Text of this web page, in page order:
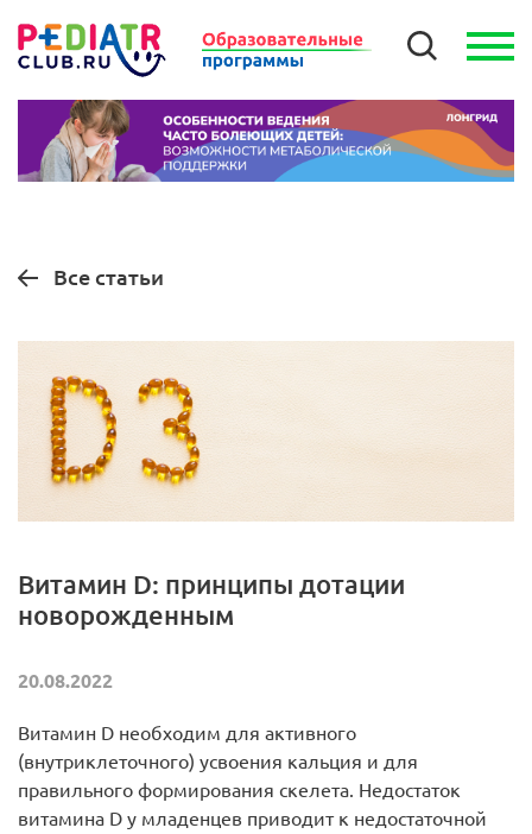
Все статьи
Витамин D: принципы дотации
новорожденным
20.08.2022
Витамин D необходим для активного
(внутриклеточного) усвоения кальция и для
правильного формирования скелета. Недостаток
витамина D у младенцев приводит к недостаточной